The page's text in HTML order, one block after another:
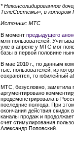
* Неконсолидированное
ТелеСистемы», в котором
Источник: МТС
В момент предыдущего
млн пользователей.
уже в апреле у МТС мог
базы в первой половине
В мае 2010 г., по данным
тыс. пользователей, из
сохранятся, то юбилейный
МТС, безусловно, заметила
аргументировано
продемонстрировала в
последние полгода. При
окончания действия
каналы продаж и
счет стимулирования
Александр Поповский.